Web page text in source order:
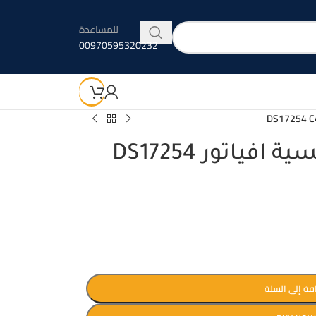
للمساعدة
00970595320232
بلاك روز نظارة شمسية افياتور DS17254
إلى السلة